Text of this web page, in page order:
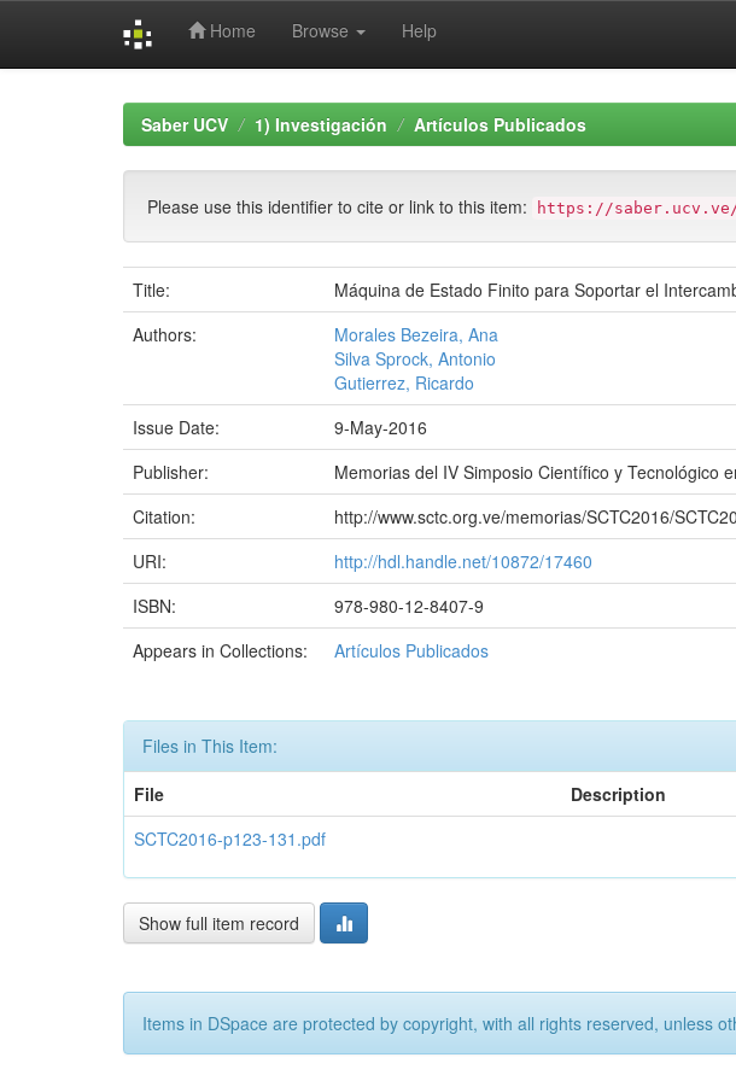
Home Browse Help
Saber UCV 1) Investigación Artículos Publicados
Please use this identifier to cite or link to this item: https://saber.ucv.ve/
Title:
Máquina de Estado Finito para Soportar el
Authors:
Morales Bezeira, Ana
Silva Sprock, Antonio
Gutierrez, Ricardo
Issue Date:
9-May-2016
Publisher:
Memorias del IV Simposio Científico y Tecnológico
Citation:
http://www.sctc.org.ve/memorias/SCTC2016/
URI:
http://hdl.handle.net/10872/17460
ISBN:
978-980-12-8407-9
Appears in Collections:
Artículos Publicados
Files in This Item:
File
Description
SCTC2016-p123-131.pdf
Show full item record
Items in DSpace are protected by copyright, with all rights reserved, unless